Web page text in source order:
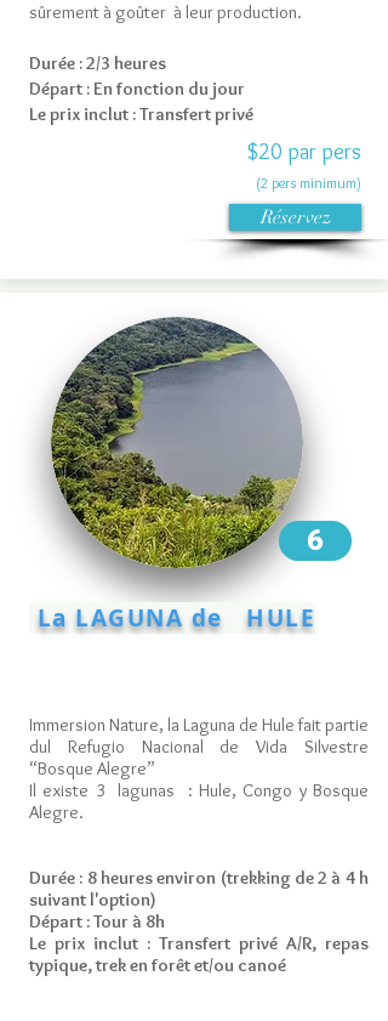
sûrement à goûter à leur production.
Durée : 2/3 heures
Départ : En fonction du jour
Le prix inclut : Transfert privé
$20 par pers
(2 pers minimum)
Réservez
6
La LAGUNA de HULE
Immersion Nature, la Laguna de Hule fait partie
dul Refugio Nacional de Vida Silvestre
“Bosque Alegre”
Il existe 3 lagunas : Hule, Congo y Bosque
Alegre.
Durée : 8 heures environ (trekking de 2 à 4 h
suivant l'option)
Départ : Tour à 8h
Le prix inclut : Transfert privé A/R, repas
typique, trek en forêt et/ou canoé